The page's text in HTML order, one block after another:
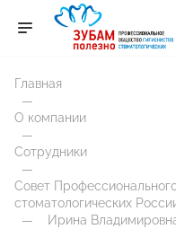
Главная
—
О компании
—
Сотрудники
—
Совет
стоматологических
—
Ирина